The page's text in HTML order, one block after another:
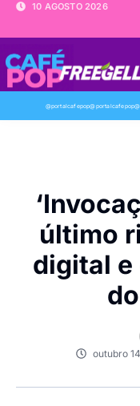
10 AGOSTO 2026
@portalcafepop@portalcafepop
último
digital e
outubro